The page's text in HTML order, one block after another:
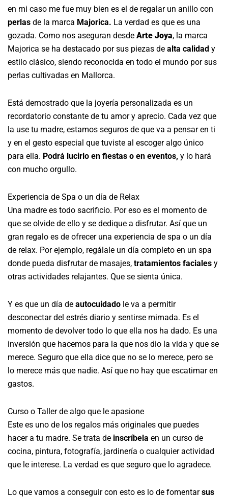
en mi caso me fue muy bien es el de regalar un anillo con
perlas de la marca Majorica. La verdad es que es una
gozada. Como nos aseguran desde Arte Joya, la marca
Majorica se ha destacado por sus piezas de alta calidad y
estilo clásico, siendo reconocida en todo el mundo por sus
perlas cultivadas en Mallorca.
Está demostrado que la joyería personalizada es un
recordatorio constante de tu amor y aprecio. Cada vez que
la use tu madre, estamos seguros de que va a pensar en ti
y en el gesto especial que tuviste al escoger algo único
para ella. Podrá lucirlo en fiestas o en eventos, y lo hará
con mucho orgullo.
Experiencia de Spa o un día de Relax
Una madre es todo sacrificio. Por eso es el momento de
que se olvide de ello y se dedique a disfrutar. Así que un
gran regalo es de ofrecer una experiencia de spa o un día
de relax. Por ejemplo, regálale un día completo en un spa
donde pueda disfrutar de masajes, tratamientos faciales y
otras actividades relajantes. Que se sienta única.
Y es que un día de autocuidado le va a permitir
desconectar del estrés diario y sentirse mimada. Es el
momento de devolver todo lo que ella nos ha dado. Es una
inversión que hacemos para la que nos dio la vida y que se
merece. Seguro que ella dice que no se lo merece, pero se
lo merece más que nadie. Así que no hay que escatimar en
gastos.
Curso o Taller de algo que le apasione
Este es uno de los regalos más originales que puedes
hacer a tu madre. Se trata de inscríbela en un curso de
cocina, pintura, fotografía, jardinería o cualquier actividad
que le interese. La verdad es que seguro que lo agradece.
Lo que vamos a conseguir con esto es lo de fomentarsus